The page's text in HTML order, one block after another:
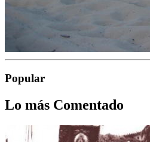
Popular
Lo más Comentado